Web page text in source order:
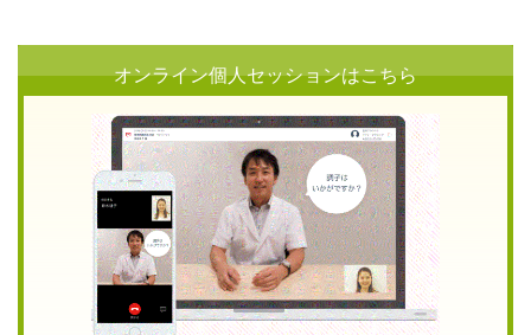
オンライン個人セッションはこちら